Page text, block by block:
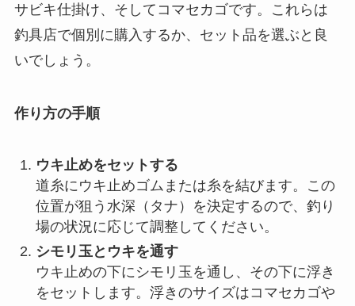
サビキ仕掛け、そしてコマセカゴです。これらは
釣具店で個別に購入するか、セット品を選ぶと良
いでしょう。
作り方の手順
ウキ止めをセットする
道糸にウキ止めゴムまたは糸を結びます。この
位置が狙う水深（タナ）を決定するので、釣り
場の状況に応じて調整してください。
シモリ玉とウキを通す
ウキ止めの下にシモリ玉を通し、その下に浮き
をセットします。浮きのサイズはコマセカゴや